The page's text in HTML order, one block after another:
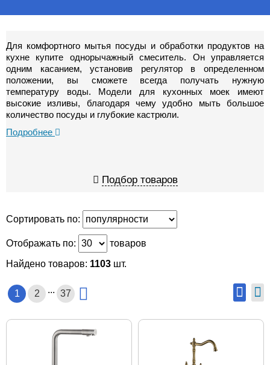
Для комфортного мытья посуды и обработки продуктов на
кухне купите однорычажный смеситель. Он управляется
одним касанием, установив регулятор в определенном
положении, вы сможете всегда получать нужную
температуру воды. Модели для кухонных моек имеют
высокие изливы, благодаря чему удобно мыть большое
количество посуды и глубокие кастрюли.
Подробнее
Подбор товаров
Сортировать по:
Отображать по:
товаров
Найдено товаров: 1103 шт.
1 2 ... 37